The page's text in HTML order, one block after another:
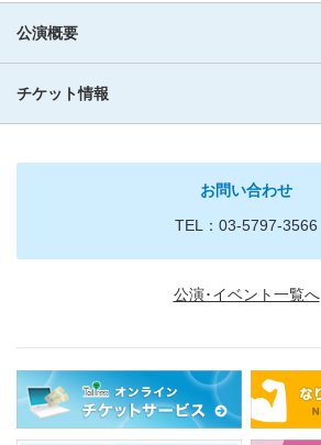
公演概要
チケット情報
お問い合わせ
TEL：03-5797-3566
公演･イベント一覧へ